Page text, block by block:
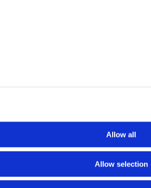
Allow all
Allow selection